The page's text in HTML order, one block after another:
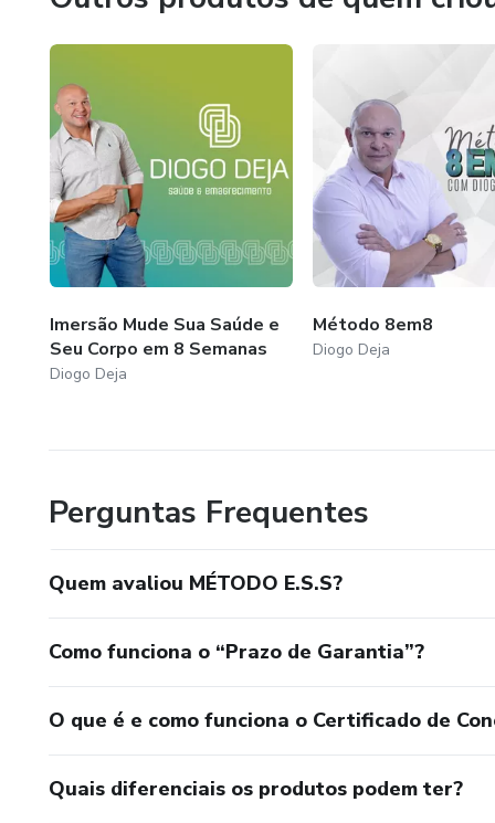
Imersão Mude Sua Saúde e
Seu Corpo em 8 Semanas
Diogo Deja
Método 8em8
Diogo Deja
Perguntas Frequentes
Quem avaliou MÉTODO E.S.S?
Como funciona o “Prazo de Garantia”?
O que é e como funciona o Certificado de
Quais diferenciais os produtos podem ter?